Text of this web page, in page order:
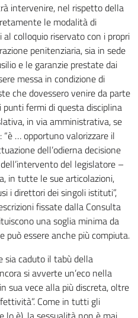
intervenire, nel rispetto della
le modalità di
colloquio riservato con i propri
penitenziaria, sia in sede
e le garanzie prestate dai
messa in condizione di
che dovessero venire da parte
fermi di questa disciplina
in via amministrativa, se
… opportuno valorizzare il
dell’odierna decisione
del legislatore –
in tutte le sue articolazioni,
i direttori dei singoli istituti”,
fissate dalla Consulta
una soglia minima da
può essere anche più compiuta.
sia caduto il tabù della
si avverte un’eco nella
sua vece alla più discreta, oltre
Come in tutti gli